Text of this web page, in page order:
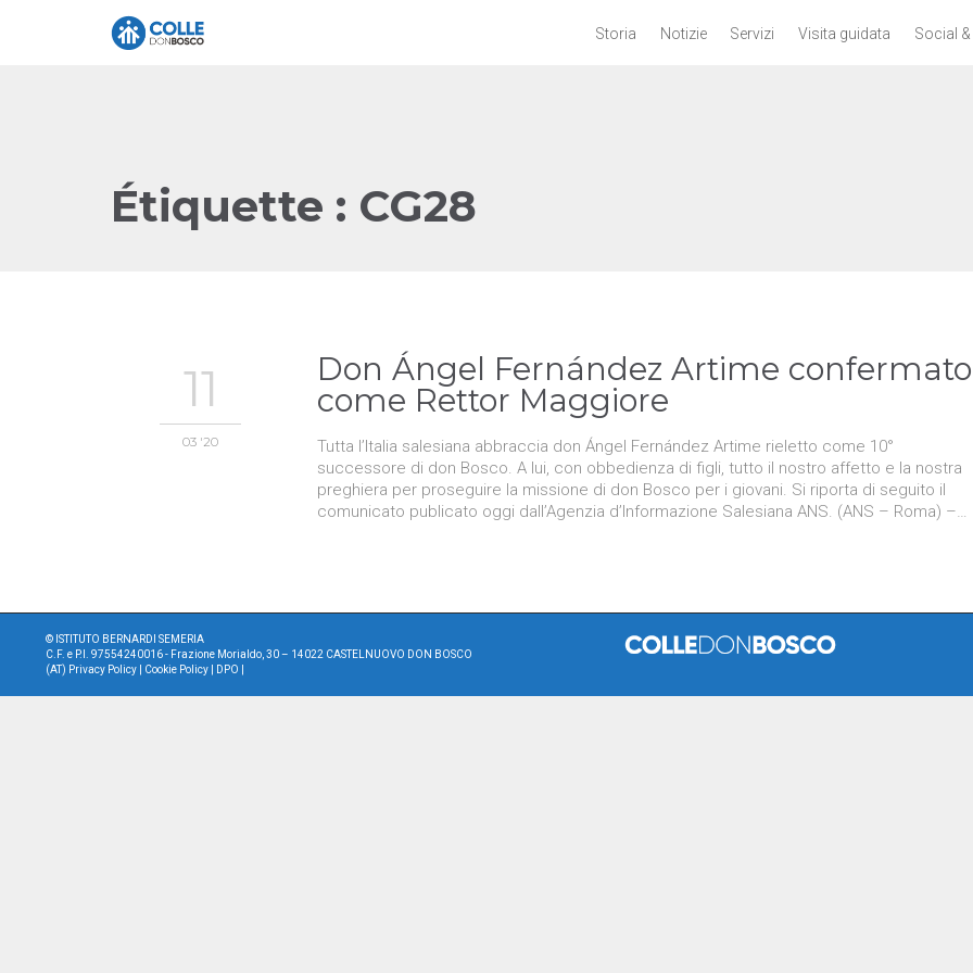
Storia Notizie Servizi Visita guidata Social
Étiquette : CG28
11
03 '20
Don Ángel Fernández Artime confermato
come Rettor Maggiore
Tutta l’Italia salesiana abbraccia don Ángel Fernández Artime rieletto come 10°
successore di don Bosco. A lui, con obbedienza di figli, tutto il nostro affetto e la nostra
preghiera per proseguire la missione di don Bosco per i giovani. Si riporta di seguito il
comunicato publicato oggi dall’Agenzia d’Informazione Salesiana ANS. (ANS – Roma) –…
© ISTITUTO BERNARDI SEMERIA
C.F. e P.I. 97554240016 - Frazione Morialdo, 30 – 14022 CASTELNUOVO DON BOSCO
(AT) Privacy Policy Cookie Policy DPO